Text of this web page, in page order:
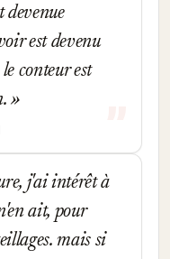
devenue
est devenu
conteur est
j'ai intérêt à
ait, pour
mais si